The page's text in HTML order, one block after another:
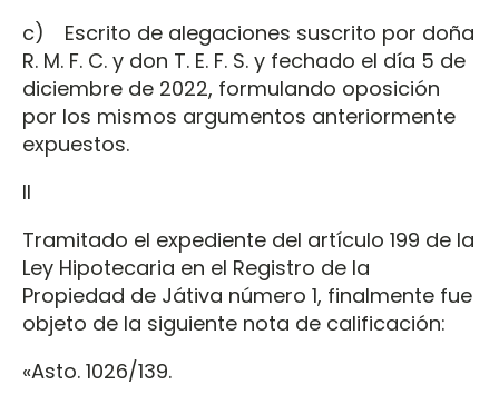
c) Escrito de alegaciones suscrito por doña
R. M. F. C. y don T. E. F. S. y fechado el día 5 de
diciembre de 2022, formulando oposición
por los mismos argumentos anteriormente
expuestos.
II
Tramitado el expediente del artículo 199 de la
Ley Hipotecaria en el Registro de la
Propiedad de Játiva número 1, finalmente fue
objeto de la siguiente nota de calificación:
«Asto. 1026/139.